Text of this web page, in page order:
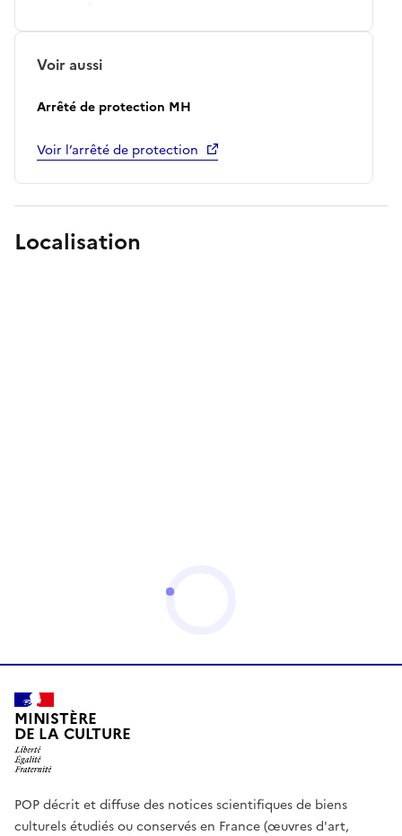
Voir aussi
Arrêté de protection MH
Voir l’arrêté de protection
Localisation
MINISTÈRE
DE LA CULTURE
POP décrit et diffuse des notices scientifiques de biens
culturels étudiés ou conservés en France (œuvres d'art,